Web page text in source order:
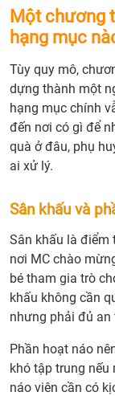
Một chương
hạng mục
Tùy quy mô,
dựng thành một
hạng mục chính
đến nơi có gì để
quà ở đâu, phụ
ai xử lý.
Sân khấu và
Sân khấu là điểm
nơi MC chào
bé tham gia trò
khấu không cần
nhưng phải đủ an
Phần hoạt náo
khó tập trung nếu
náo viên cần có